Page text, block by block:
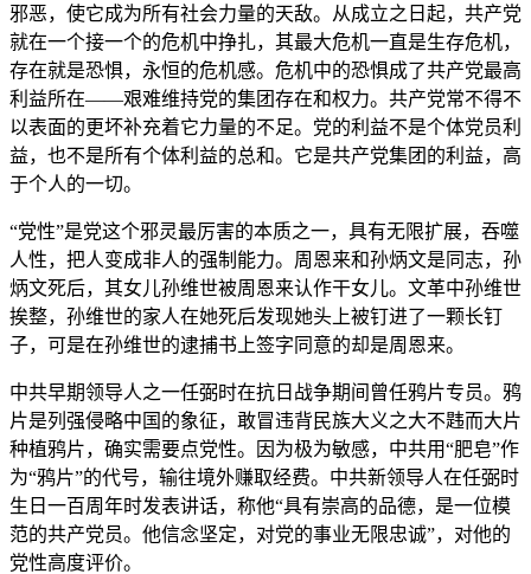
邪恶，使它成为所有社会力量的天敌。从成立之日起，共产党
就在一个接一个的危机中挣扎，其最大危机一直是生存危机，
存在就是恐惧，永恒的危机感。危机中的恐惧成了共产党最高
利益所在——艰难维持党的集团存在和权力。共产党常不得不
以表面的更坏补充着它力量的不足。党的利益不是个体党员利
益，也不是所有个体利益的总和。它是共产党集团的利益，高
于个人的一切。
“党性”是党这个邪灵最厉害的本质之一，具有无限扩展，吞噬
人性，把人变成非人的强制能力。周恩来和孙炳文是同志，孙
炳文死后，其女儿孙维世被周恩来认作干女儿。文革中孙维世
挨整，孙维世的家人在她死后发现她头上被钉进了一颗长钉
子，可是在孙维世的逮捕书上签字同意的却是周恩来。
中共早期领导人之一任弼时在抗日战争期间曾任鸦片专员。鸦
片是列强侵略中国的象征，敢冒违背民族大义之大不韪而大片
种植鸦片，确实需要点党性。因为极为敏感，中共用“肥皂”作
为“鸦片”的代号，输往境外赚取经费。中共新领导人在任弼时
生日一百周年时发表讲话，称他“具有崇高的品德，是一位模
范的共产党员。他信念坚定，对党的事业无限忠诚”，对他的
党性高度评价。